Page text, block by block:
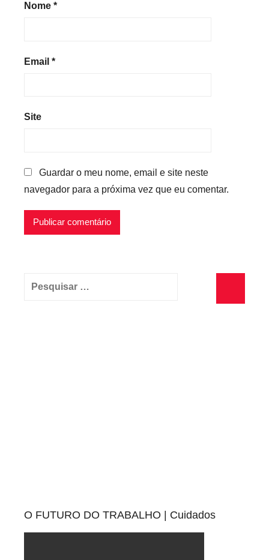
Nome *
Email *
Site
Guardar o meu nome, email e site neste
navegador para a próxima vez que eu comentar.
Pesquisar
O FUTURO DO TRABALHO | Cuidados